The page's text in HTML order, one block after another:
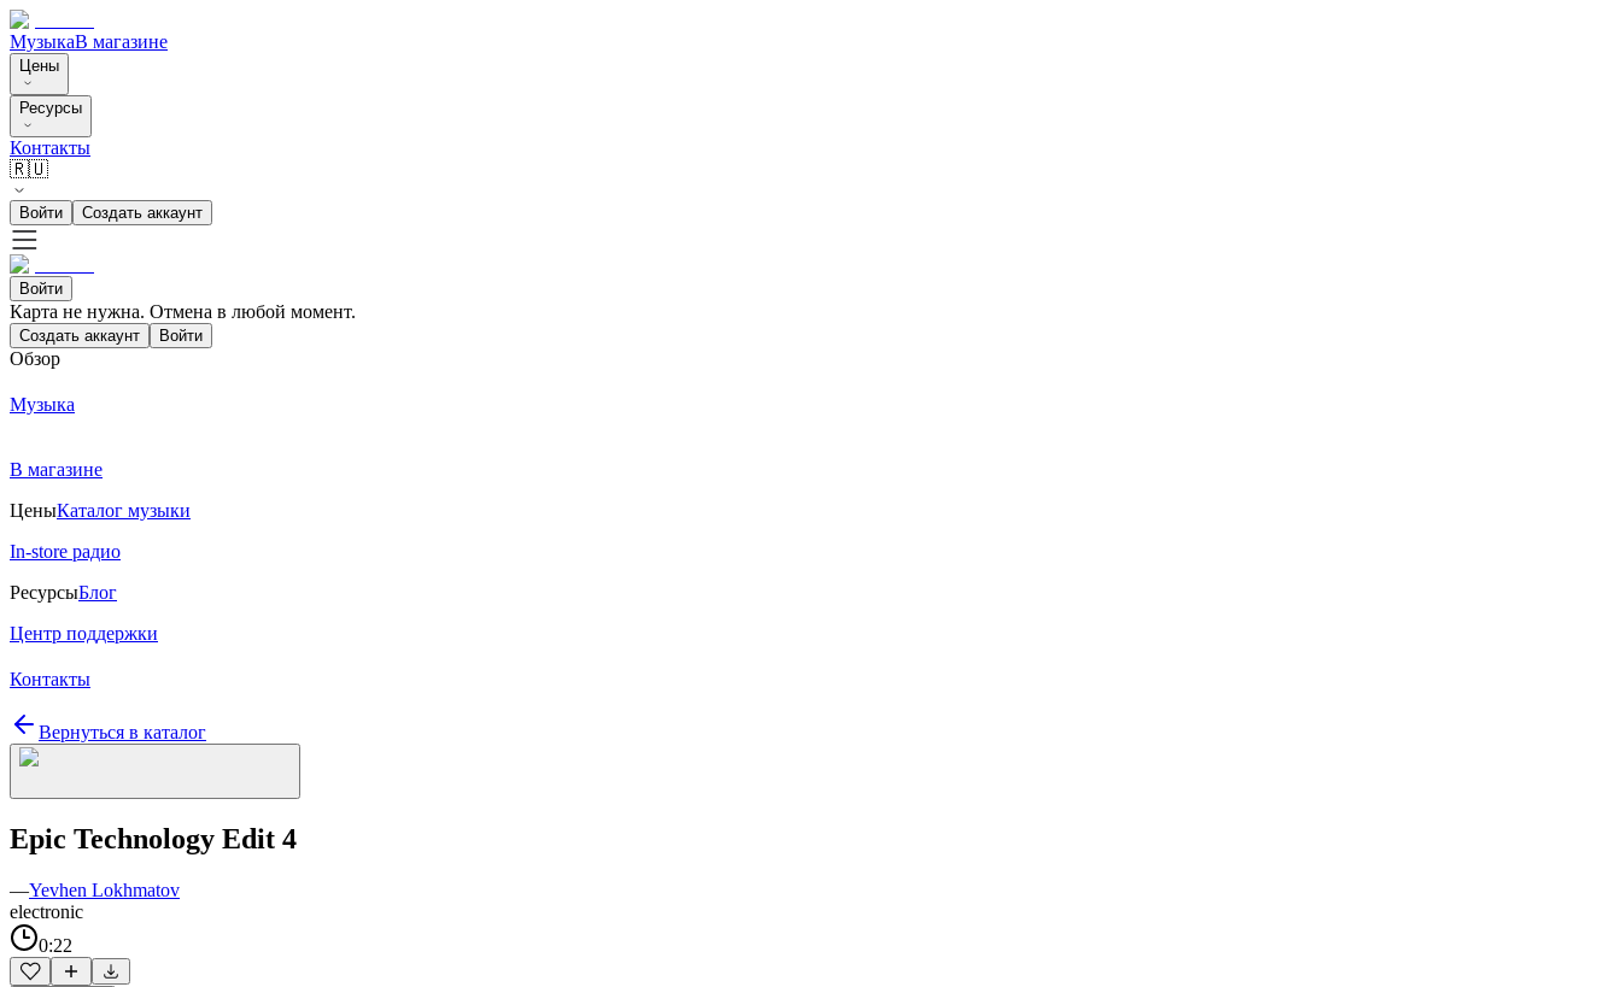
МузыкаВ магазине
Цены
Ресурсы
Контакты
🇷🇺
Войти Создать аккаунт
Войти
Карта не нужна. Отмена в любой момент.
Создать аккаунт Войти
Обзор
Музыка
В магазине
ЦеныКаталог музыки
In-store радио
РесурсыБлог
Центр поддержки
Контакты
Вернуться в каталог
Epic Technology Edit 4
—Yevhen Lokhmatov
electronic
0:22